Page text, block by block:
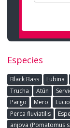
Especies
Black Bass Lubina
Trucha
Atún
Pargo
Mero
Perca fluviatilis
anjova (Pomatomus